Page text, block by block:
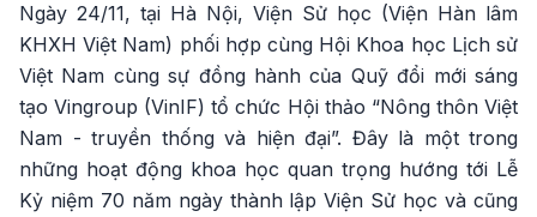
Ngày 24/11, tại Hà Nội, Viện Sử học (Viện Hàn lâm
KHXH Việt Nam) phối hợp cùng Hội Khoa học Lịch sử
Việt Nam cùng sự đồng hành của Quỹ đổi mới sáng
tạo Vingroup (VinIF) tổ chức Hội thảo “Nông thôn Việt
Nam - truyền thống và hiện đại”. Đây là một trong
những hoạt động khoa học quan trọng hướng tới Lễ
Kỷ niệm 70 năm ngày thành lập Viện Sử học và cũng